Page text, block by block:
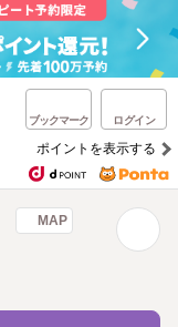
ブックマーク ログイン
ポイントを表示する
MAP